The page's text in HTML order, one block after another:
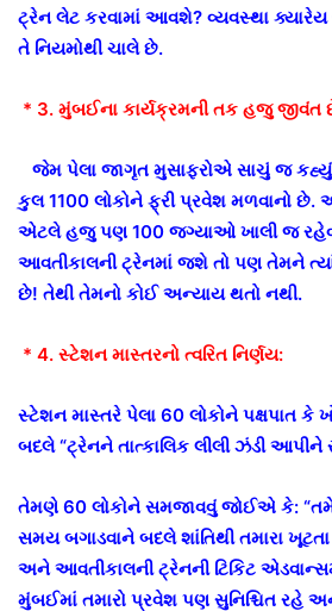
ટ્રેન લેટ કરવામાં આવશે? વ્યવસ્થા
તે નિયમોથી ચાલે છે.
* 3. મુંબઈના કાર્યક્રમની તક હજુ જીવંત
જેમ પેલા જાગૃત મુસાફરોએ સાચું જ કહ્યું
કુલ 1100 લોકોને ફ્રી પ્રવેશ મળવાનો
એટલે હજુ પણ 100 જગ્યાઓ ખાલી જ
આવતીકાલની ટ્રેનમાં જશે તો પણ તેમને
છે! તેથી તેમનો કોઈ અન્યાય થતો નથી.
* 4. સ્ટેશન માસ્તરનો ત્વરિત નિર્ણય:
સ્ટેશન માસ્તરે પેલા 60 લોકોને પક્ષપાત કે
બદલે “ટ્રેનને તાત્કાલિક લીલી ઝંડી આપીને
તેમણે 60 લોકોને સમજાવવું જોઈએ કે:
સમય બગાડવાને બદલે શાંતિથી તમારા
અને આવતીકાલની ટ્રેનની ટિકિટ
મુંબઈમાં તમારો પ્રવેશ પણ સુનિશ્ચિત રહે